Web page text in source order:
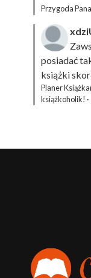
Przygoda
posiadać
książki
Planer
książkoholik! ·